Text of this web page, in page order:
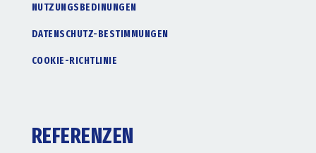
NUTZUNGSBEDINUNGEN
DATENSCHUTZ-BESTIMMUNGEN
COOKIE-RICHTLINIE
REFERENZEN